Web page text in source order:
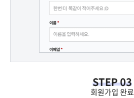
STEP 03
회원가입 완료